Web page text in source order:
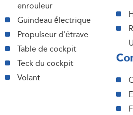
enrouleur
Guindeau électrique
Propulseur d'étrave
Table de cockpit
Teck du cockpit
Volant